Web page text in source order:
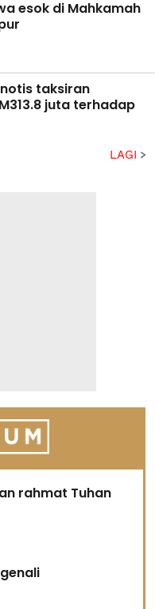
esok di Mahkamah
taksiran
juta terhadap
LAGI
rahmat Tuhan